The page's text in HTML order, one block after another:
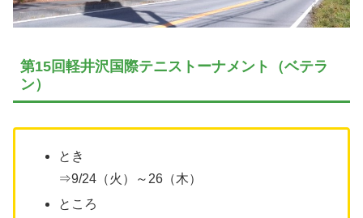
第15回軽井沢国際テニストーナメント（ベテラ
ン）
とき
⇒9/24（火）～26（木）
ところ